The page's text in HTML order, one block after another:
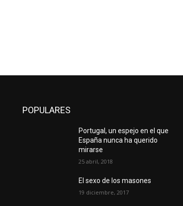
POPULARES
Portugal, un espejo en el que
España nunca ha querido
mirarse
25 abril, 2018
El sexo de los masones
19 diciembre, 2017